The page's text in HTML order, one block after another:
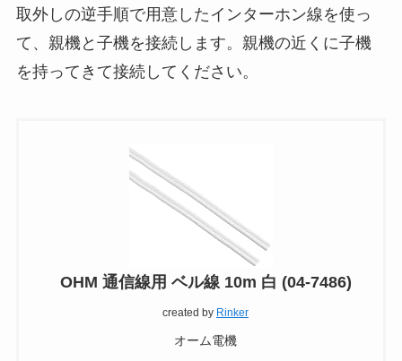
取外しの逆手順で用意したインターホン線を使っ
て、親機と子機を接続します。親機の近くに子機
を持ってきて接続してください。
OHM 通信線用 ベル線 10m 白 (04-7486)
created by Rinker
オーム電機